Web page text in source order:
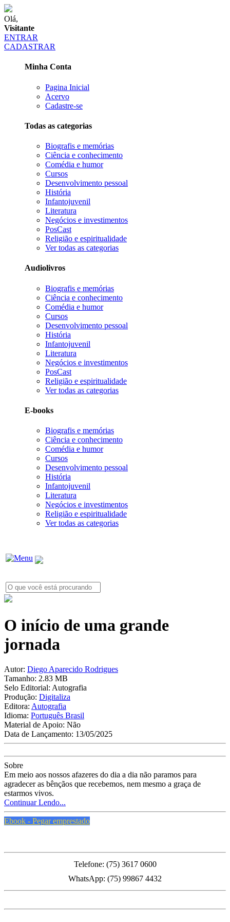
Olá,
Visitante
ENTRAR
CADASTRAR
Minha Conta
Pagina Inicial
Acervo
Cadastre-se
Todas as categorias
Biografis e memórias
Ciência e conhecimento
Comédia e humor
Cursos
Desenvolvimento pessoal
História
Infantojuvenil
Literatura
Negócios e investimentos
PosCast
Religião e espiritualidade
Ver todas as categorias
Audiolivros
Biografis e memórias
Ciência e conhecimento
Comédia e humor
Cursos
Desenvolvimento pessoal
História
Infantojuvenil
Literatura
Negócios e investimentos
PosCast
Religião e espiritualidade
Ver todas as categorias
E-books
Biografis e memórias
Ciência e conhecimento
Comédia e humor
Cursos
Desenvolvimento pessoal
História
Infantojuvenil
Literatura
Negócios e investimentos
Religião e espiritualidade
Ver todas as categorias
O início de uma grande
jornada
Autor: Diego Aparecido Rodrigues
Tamanho: 2.83 MB
Selo Editorial: Autografia
Produção: Digitaliza
Editora: Autografia
Idioma: Português Brasil
Material de Apoio: Não
Data de Lançamento: 13/05/2025
Sobre
Em meio aos nossos afazeres do dia a dia não paramos para
agradecer as bênçãos que recebemos, nem mesmo a graça de
estarmos vivos.
Continuar Lendo...
Ebook - Pegar emprestado
Telefone: (75) 3617 0600
WhatsApp: (75) 99867 4432